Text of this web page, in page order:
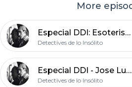
More
Especial DDI: Esoterismo en el crimen, ¿móvil o coartada? con Elena Merino
Detectives de lo Insólito
Especial DDI - Jose Luis Tajada en el SkeptiCamp Madrid 2012 - Papá quiero ser científico y ver OVNIs
Detectives de lo Insólito